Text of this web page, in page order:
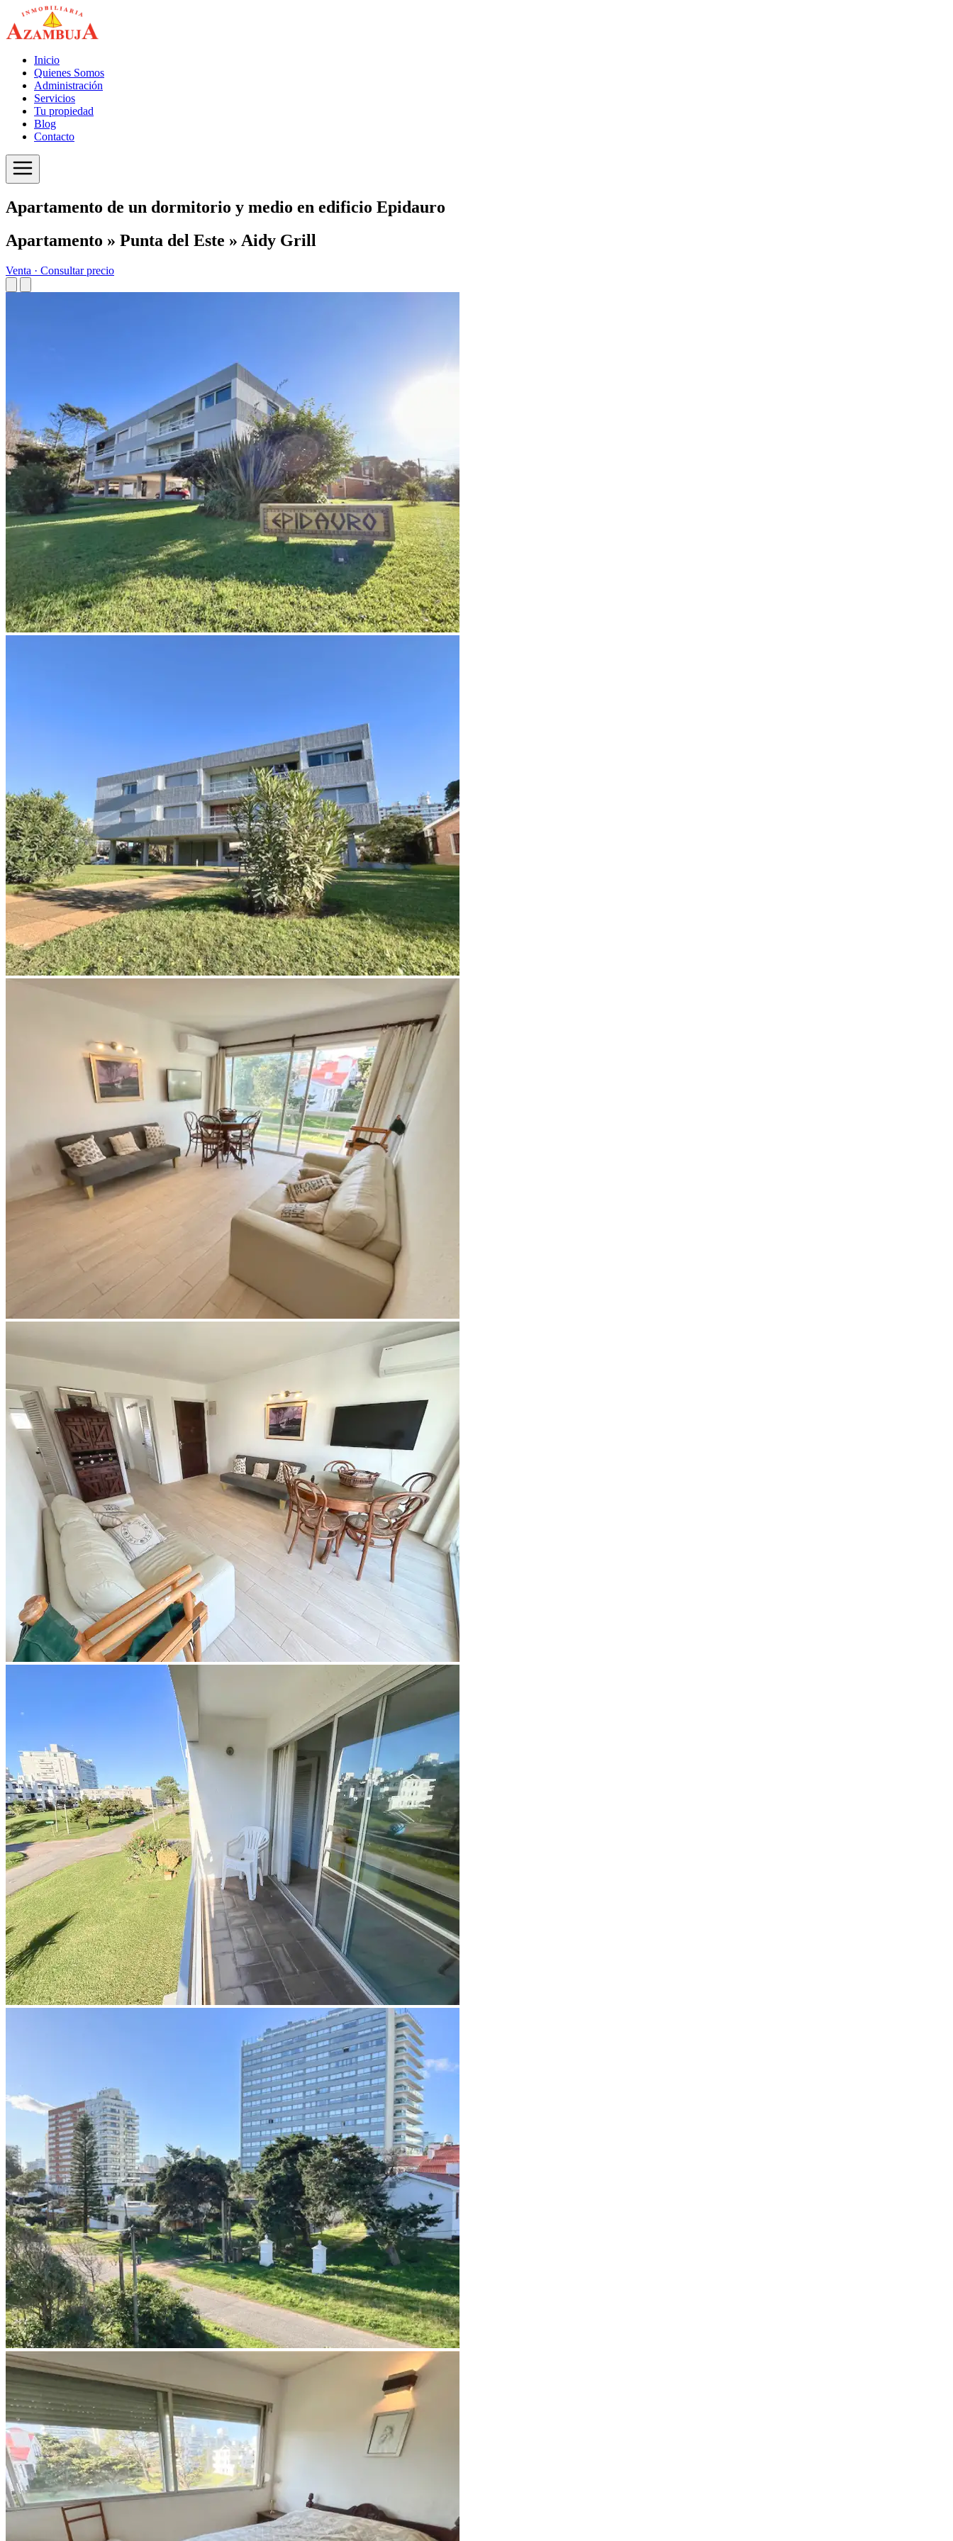
Inicio
Quienes Somos
Administración
Servicios
Tu propiedad
Blog
Contacto
Apartamento de un dormitorio y medio en edificio Epidauro
Apartamento » Punta del Este » Aidy Grill
Venta · Consultar precio